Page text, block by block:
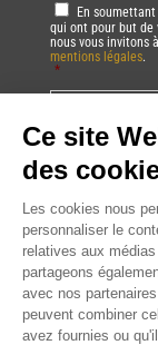
RGPD *
En
qui ont pour but de
nous vous invitons
mentions légales.
*
CAPTCHA